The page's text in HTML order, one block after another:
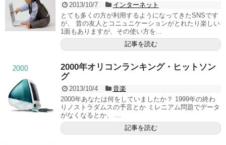
2013/10/7
インターネット
とても多くの方が利用するようになってきたSNSです
が、 昔の友人とコニュニケーションがとれたり楽しい
1面もありますが、その使い方を...
記事を読む
2000年オリコンランキング・ヒットソン
グ
2013/10/4
音楽
2000年あなたは何をしていましたか？ 1999年の終わ
りノストラダムスの予言とか ミレニアム問題でデータ
がなくなるとか、 ...
記事を読む